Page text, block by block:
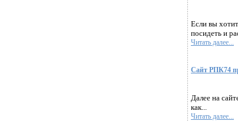
Если вы
посидеть и
Читать далее...
Сайт РПК74
Далее на
как...
Читать далее...